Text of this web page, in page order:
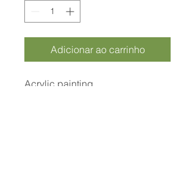
Adicionar ao carrinho
Acrylic painting